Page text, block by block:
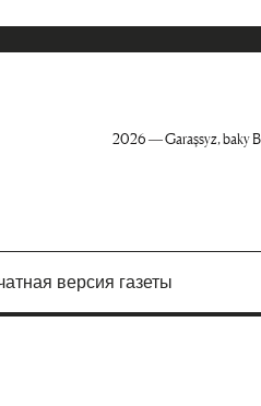
2026 — Garaşsyz, baky
версия газеты